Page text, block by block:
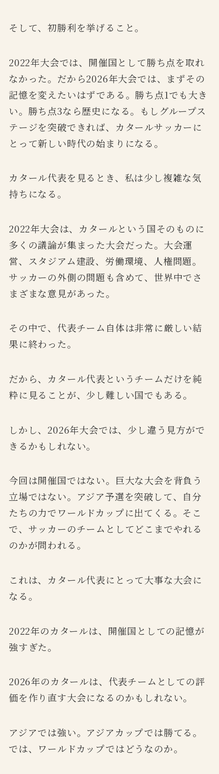
そして、初勝利を挙げること。
2022年大会では、開催国として勝ち点を取れ
なかった。だから2026年大会では、まずその
記憶を変えたいはずである。勝ち点1でも大き
い。勝ち点3なら歴史になる。もしグループス
テージを突破できれば、カタールサッカーに
とって新しい時代の始まりになる。
カタール代表を見るとき、私は少し複雑な気
持ちになる。
2022年大会は、カタールという国そのものに
多くの議論が集まった大会だった。大会運
営、スタジアム建設、労働環境、人権問題。
サッカーの外側の問題も含めて、世界中でさ
まざまな意見があった。
その中で、代表チーム自体は非常に厳しい結
果に終わった。
だから、カタール代表というチームだけを純
粋に見ることが、少し難しい国でもある。
しかし、2026年大会では、少し違う見方がで
きるかもしれない。
今回は開催国ではない。巨大な大会を背負う
立場ではない。アジア予選を突破して、自分
たちの力でワールドカップに出てくる。そこ
で、サッカーのチームとしてどこまでやれる
のかが問われる。
これは、カタール代表にとって大事な大会に
なる。
2022年のカタールは、開催国としての記憶が
強すぎた。
2026年のカタールは、代表チームとしての評
価を作り直す大会になるのかもしれない。
アジアでは強い。アジアカップでは勝てる。
では、ワールドカップではどうなのか。